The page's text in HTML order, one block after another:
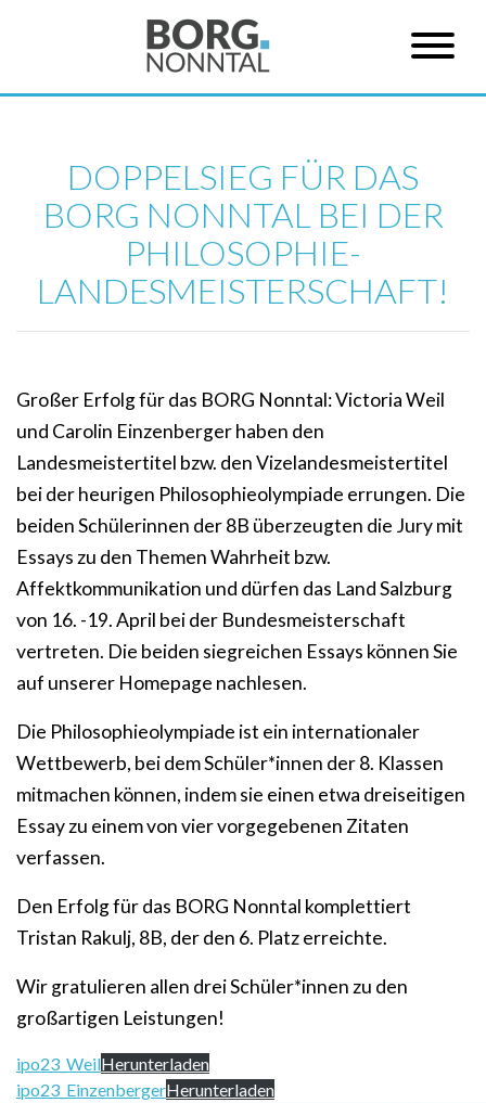
DOPPELSIEG FÜR DAS
BORG NONNTAL BEI DER
PHILOSOPHIE-
LANDESMEISTERSCHAFT!
Großer Erfolg für das BORG Nonntal: Victoria Weil
und Carolin Einzenberger haben den
Landesmeistertitel bzw. den Vizelandesmeistertitel
bei der heurigen Philosophieolympiade errungen. Die
beiden Schülerinnen der 8B überzeugten die Jury mit
Essays zu den Themen Wahrheit bzw.
Affektkommunikation und dürfen das Land Salzburg
von 16. -19. April bei der Bundesmeisterschaft
vertreten. Die beiden siegreichen Essays können Sie
auf unserer Homepage nachlesen.
Die Philosophieolympiade ist ein internationaler
Wettbewerb, bei dem Schüler*innen der 8. Klassen
mitmachen können, indem sie einen etwa dreiseitigen
Essay zu einem von vier vorgegebenen Zitaten
verfassen.
Den Erfolg für das BORG Nonntal komplettiert
Tristan Rakulj, 8B, der den 6. Platz erreichte.
Wir gratulieren allen drei Schüler*innen zu den
großartigen Leistungen!
ipo23_WeilHerunterladen
ipo23_EinzenbergerHerunterladen